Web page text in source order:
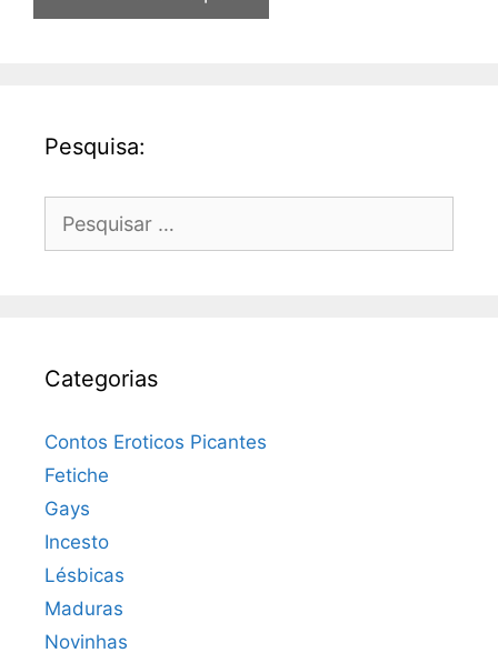
Pesquisa:
por:
Categorias
Contos Eroticos Picantes
Fetiche
Gays
Incesto
Lésbicas
Maduras
Novinhas